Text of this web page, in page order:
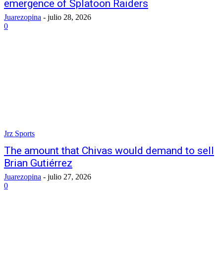
emergence of Splatoon Raiders
Juarezopina - julio 28, 2026
0
Jrz Sports
The amount that Chivas would demand to sell
Brian Gutiérrez
Juarezopina - julio 27, 2026
0